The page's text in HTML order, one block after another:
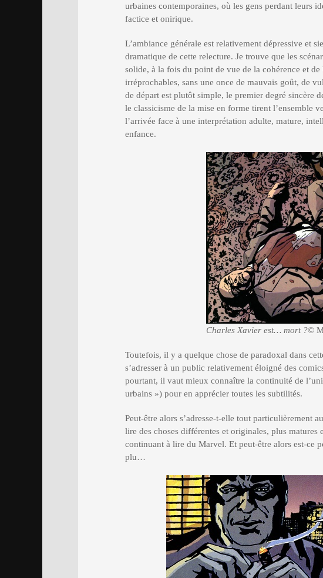
urbaines contemporaines, où les gens perdant leurs
factice et onirique.
L’ambiance générale est relativement dépressive et
dramatique de cette relecture. Je trouve que les
solide, à la fois du point de vue de la cohérence et
irréprochables, sans une once de mauvais goût, de
de départ est plutôt simple, le premier degré sincère
le classicisme de la mise en forme tirent l’ensemble
l’arrivée face à une interprétation adulte, mature,
enfance.
Charles Xavier est… mort ?©
Toutefois, il y a quelque chose de paradoxal dans
s’adresser à un public relativement éloigné des
pourtant, il vaut mieux connaître la continuité de
urbains ») pour en apprécier toutes les subtilités.
Peut-être alors s’adresse-t-elle tout particulièrement
lire des choses différentes et originales, plus matures
continuant à lire du Marvel. Et peut-être alors est-ce
plu…